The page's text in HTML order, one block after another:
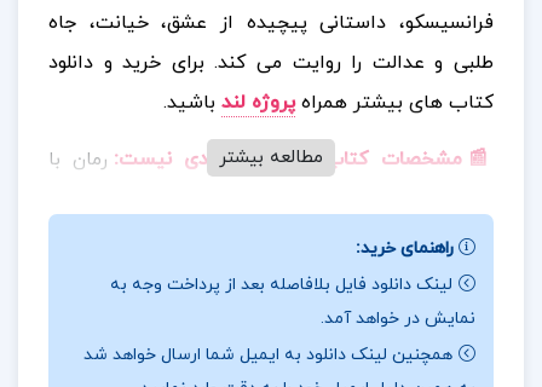
فرانسیسکو، داستانی پیچیده از عشق، خیانت، جاه
طلبی و عدالت را روایت می کند. برای خرید و دانلود
کتاب های بیشتر همراهپروژه لند باشید.
📰مشخصات کتاب هیچ چیز ابدی نیست: رمان با
به گذشته، لایه های پنهان شخصیت ها و روابطشان را
آشکار می کند. شلدون با مهارت خاص خود در شخصیت
پردازی و خلق تعلیق، خواننده را تا پایان داستان درگیر نگه
می دارد. فضای پزشکی، اصطلاحات تخصصی، و چالش های
مطالعه بیشتر
راهنمای خرید:
لینک دانلود فایل بلافاصله بعد از پرداخت وجه به
نمایش در خواهد آمد.
همچنین لینک دانلود به ایمیل شما ارسال خواهد شد